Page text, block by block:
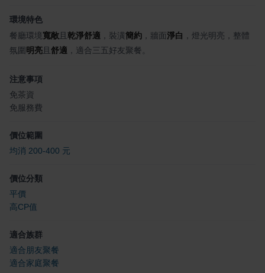
環境特色
餐廳環境寬敞 且 乾淨舒適 ，裝潢簡約 ，牆面淨白 ，燈光明亮，整體
氛圍 明亮 且 舒適 ，適合三五好友聚餐。
注意事項
免茶資
免服務費
價位範圍
均消 200-400 元
價位分類
平價
高CP值
適合族群
適合朋友聚餐
適合家庭聚餐